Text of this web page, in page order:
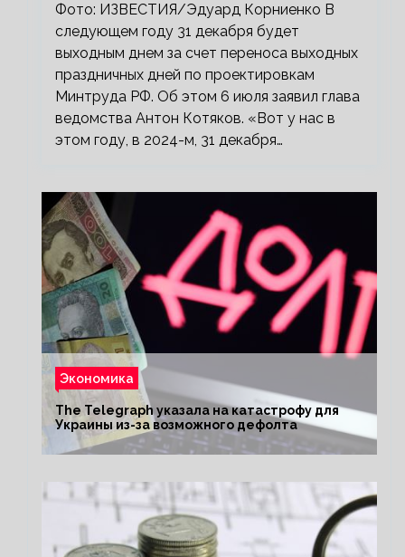
Фото: ИЗВЕСТИЯ/Эдуард Корниенко В
следующем году 31 декабря будет
выходным днем за счет переноса выходных
праздничных дней по проектировкам
Минтруда РФ. Об этом 6 июля заявил глава
ведомства Антон Котяков. «Вот у нас в
этом году, в 2024-м, 31 декабря…
Экономика
The Telegraph указала на катастрофу для
Украины из-за возможного дефолта